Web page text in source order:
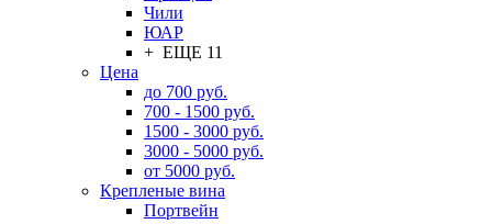
Чили
ЮАР
+ ЕЩЕ 11
Цена
до 700 руб.
700 - 1500 руб.
1500 - 3000 руб.
3000 - 5000 руб.
от 5000 руб.
Крепленые вина
Портвейн